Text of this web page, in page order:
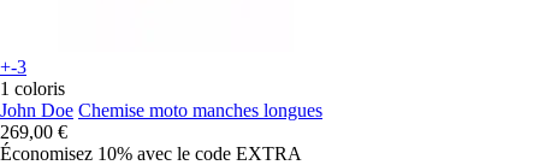
+-3
1 coloris
John Doe Chemise moto manches longues
269,00 €
Économisez 10% avec le code EXTRA